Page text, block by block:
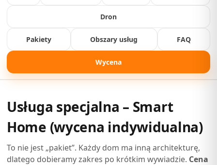
Dron
Pakiety Obszary usług FAQ
Wycena
Usługa specjalna – Smart
Home (wycena indywidualna)
To nie jest „pakiet”. Każdy dom ma inną architekturę,
dlatego dobieramy zakres po krótkim wywiadzie. Cena